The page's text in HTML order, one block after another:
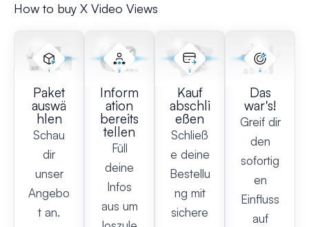
How to buy X Video Views
Paket
auswä
hlen
Schau
dir
unser
Angebo
t an.
Inform
ation
bereits
tellen
Füll
deine
Infos
aus um
Kauf
abschli
eßen
Schließ
e deine
Bestellu
ng mit
sichere
Das
war's!
Greif dir
den
sofortig
en
Einfluss
auf